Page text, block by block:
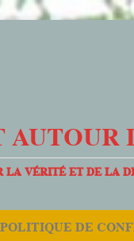
LA VÉRITÉ ET DE LA
POLITIQUE DE